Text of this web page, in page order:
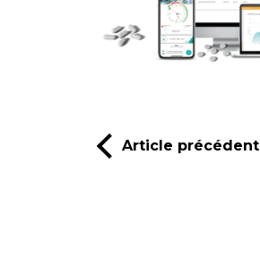
Article précédent